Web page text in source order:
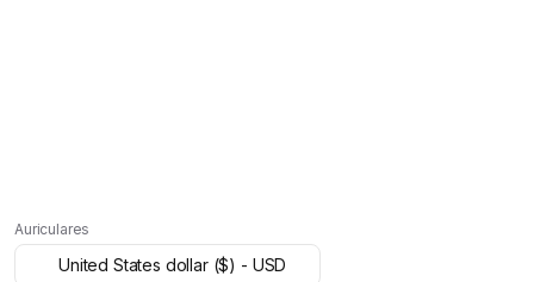
Auriculares
United States dollar ($) - USD